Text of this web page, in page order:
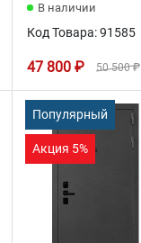
В наличии
Код Товара: 91585
47 800 ₽ 50 500 ₽
Популярный
Акция 5%